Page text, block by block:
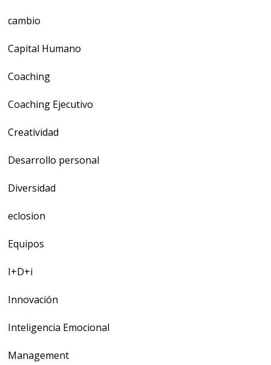
cambio
Capital Humano
Coaching
Coaching Ejecutivo
Creatividad
Desarrollo personal
Diversidad
eclosion
Equipos
I+D+i
Innovación
Inteligencia Emocional
Management